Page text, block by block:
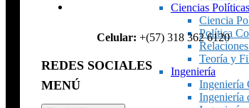
Ciencias Políticas
Ciencia
Política
Teoría y
Ingeniería
Ingeniería
Ingeniería
Celular: +(57) 318 362 6120
REDES SOCIALES
MENÚ